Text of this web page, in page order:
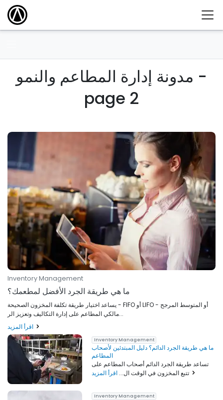
مدونة إدارة المطاعم والنمو -
page 2
Inventory Management
ما هي طريقة الجرد الأفضل لمطعمك؟
يساعد اختيار طريقة تكلفة المخزون الصحيحة - FIFO أو LIFO أو المتوسط المرجح -
مالكي المطاعم على إدارة التكاليف وتعزيز الر...
Inventory Management
ما هي طريقة الجرد الدائم؟ دليل المبتدئين لأصحاب
المطاعم
تساعد طريقة الجرد الدائم أصحاب المطاعم على
تتبع المخزون في الوقت ال...
Inventory Management